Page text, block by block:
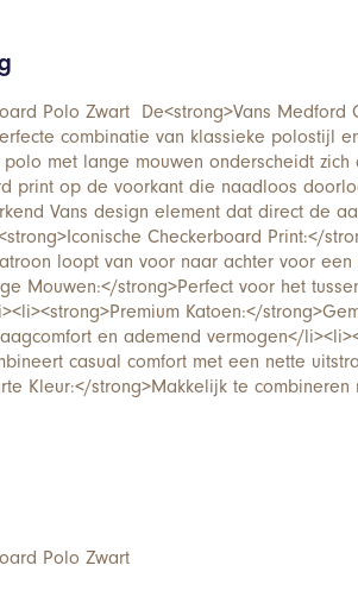
Polo Zwart De<strong>Vans Medford
combinatie van klassieke polostijl
met lange mouwen onderscheidt zich
print op de voorkant die naadloos
Vans design element dat direct de
Checkerboard Print:</
loopt van voor naar achter voor
Mouwen:</strong>Perfect voor het
Katoen:</
en ademend vermogen</
casual comfort met een nette
Kleur:</strong>Makkelijk te combineren
Polo Zwart